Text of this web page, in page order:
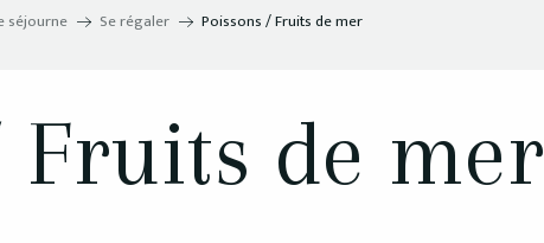
séjourne Se régaler Poissons / Fruits de mer
Fruits de mer